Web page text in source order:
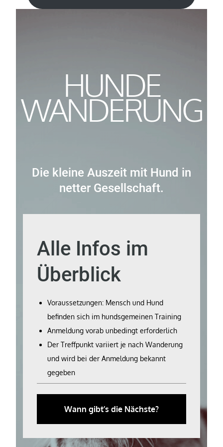
HUNDE
WANDERUNG
Die kleine Auszeit mit Hund in
netter Gesellschaft.
Alle Infos im
Überblick
Voraussetzungen: Mensch und Hund
befinden sich im hundsgemeinen Training
Anmeldung vorab unbedingt erforderlich
Der Treffpunkt variiert je nach Wanderung
und wird bei der Anmeldung bekannt
gegeben
Wann gibt’s die Nächste?